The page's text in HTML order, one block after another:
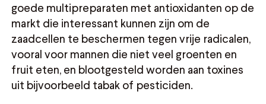
goede multipreparaten met antioxidanten op de
markt die interessant kunnen zijn om de
zaadcellen te beschermen tegen vrije radicalen,
vooral voor mannen die niet veel groenten en
fruit eten, en blootgesteld worden aan toxines
uit bijvoorbeeld tabak of pesticiden.